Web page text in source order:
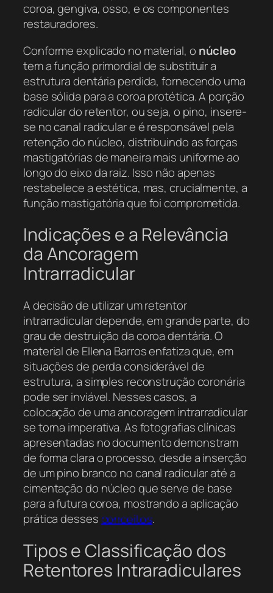
coroa, gengiva, osso, e os componentes
restauradores.
Conforme explicado no material, o núcleo
tem a função primordial de substituir a
estrutura dentária perdida, fornecendo uma
base sólida para a coroa protética. A porção
radicular do retentor, ou seja, o pino, insere-
se no canal radicular e é responsável pela
retenção do núcleo, distribuindo as forças
mastigatórias de maneira mais uniforme ao
longo do eixo da raiz. Isso não apenas
restabelece a estética, mas, crucialmente, a
função mastigatória que foi comprometida.
Indicações e a Relevância
da Ancoragem
Intrarradicular
A decisão de utilizar um retentor
intrarradicular depende, em grande parte, do
grau de destruição da coroa dentária. O
material de Ellena Barros enfatiza que, em
situações de perda considerável de
estrutura, a simples reconstrução coronária
pode ser inviável. Nesses casos, a
colocação de uma ancoragem intrarradicular
se torna imperativa. As fotografias clínicas
apresentadas no documento demonstram
de forma clara o processo, desde a inserção
de um pino branco no canal radicular até a
cimentação do núcleo que serve de base
para a futura coroa, mostrando a aplicação
prática dessesconceitos.
Tipos e Classificação dos
Retentores Intraradiculares